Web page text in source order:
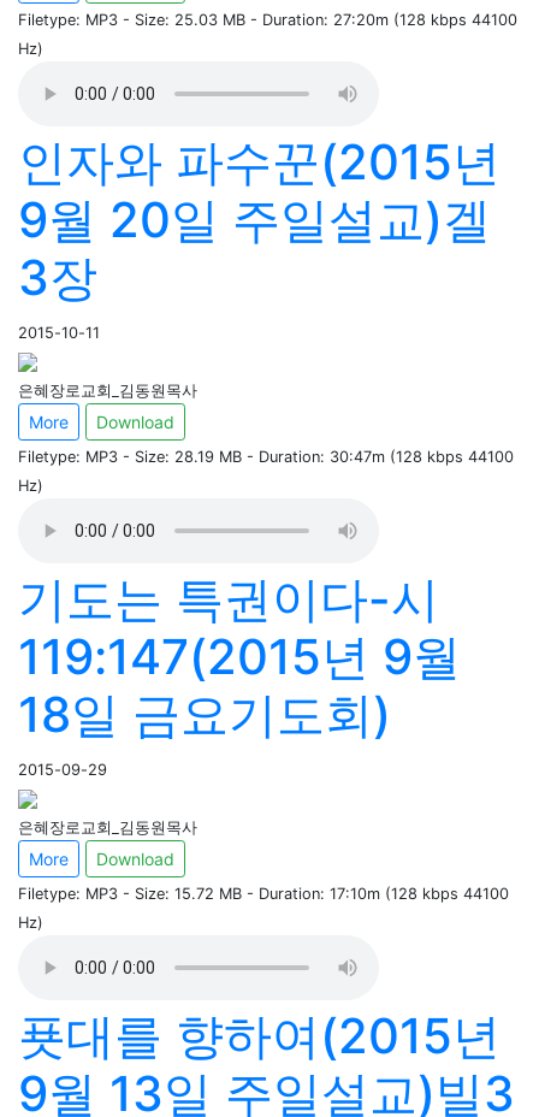
Filetype: MP3 - Size: 25.03 MB - Duration: 27:20m (128 kbps 44100
Hz)
인자와 파수꾼(2015년
9월 20일 주일설교)겔
3장
2015-10-11
은혜장로교회_김동원목사
More Download
Filetype: MP3 - Size: 28.19 MB - Duration: 30:47m (128 kbps 44100
Hz)
기도는 특권이다-시
119:147(2015년 9월
18일 금요기도회)
2015-09-29
은혜장로교회_김동원목사
More Download
Filetype: MP3 - Size: 15.72 MB - Duration: 17:10m (128 kbps 44100
Hz)
푯대를 향하여(2015년
9월 13일 주일설교)빌3